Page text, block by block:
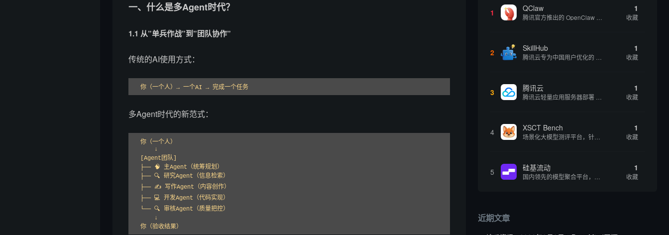
一、什么是多Agent时代？
1.1 从”单兵作战”到”团队协作”
传统的AI使用方式：
你（一个人）→ 一个AI → 完成一个任务
多Agent时代的新范式：
你（一个人）
[Agent团队]
├── 🧠 主Agent（统筹规划）
├── 🔍 研究Agent（信息检索）
├── ✍️ 写作Agent（内容创作）
├── 💻 开发Agent（代码实现）
└── 🔍 审核Agent（质量把控）
你（验收结果）
1 QClaw 1
收藏
2 SkillHub 1
收藏
3 腾讯云 1
收藏
4 XSCT Bench 1
收藏
5 硅基流动 1
收藏
近期文章